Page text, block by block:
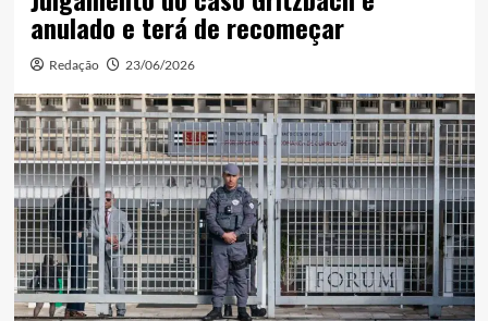
anulado e terá de recomeçar
Redação 23/06/2026